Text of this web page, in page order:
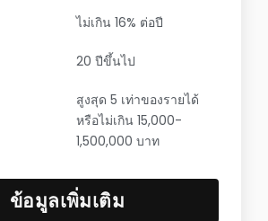
ไม่เกิน 16% ต่อปี
20 ปีขึ้นไป
สูงสุด 5 เท่าของรายได้
หรือไม่เกิน 15,000-
1,500,000 บาท
ข้อมูลเพิ่มเติม